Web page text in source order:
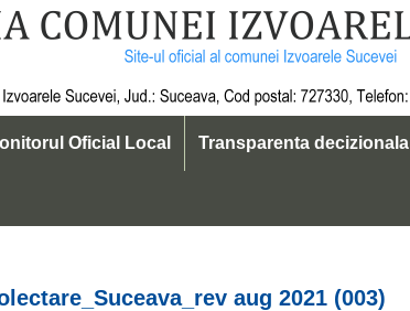
Oficial Local Transparenta decizionala
aug 2021 (003)